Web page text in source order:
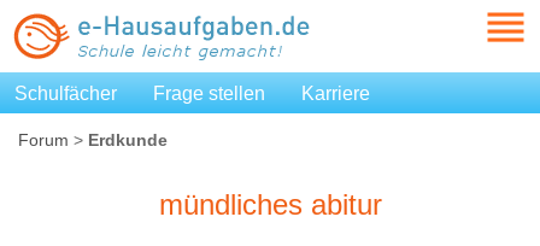
Schulfächer Frage stellen Karriere
Forum > Erdkunde
mündliches abitur